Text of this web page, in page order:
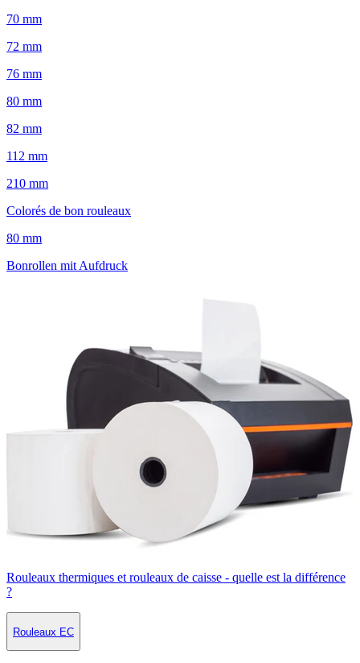
70 mm
72 mm
76 mm
80 mm
82 mm
112 mm
210 mm
Colorés de bon rouleaux
80 mm
Bonrollen mit Aufdruck
Rouleaux thermiques et rouleaux de caisse - quelle est la différence
?
Rouleaux EC